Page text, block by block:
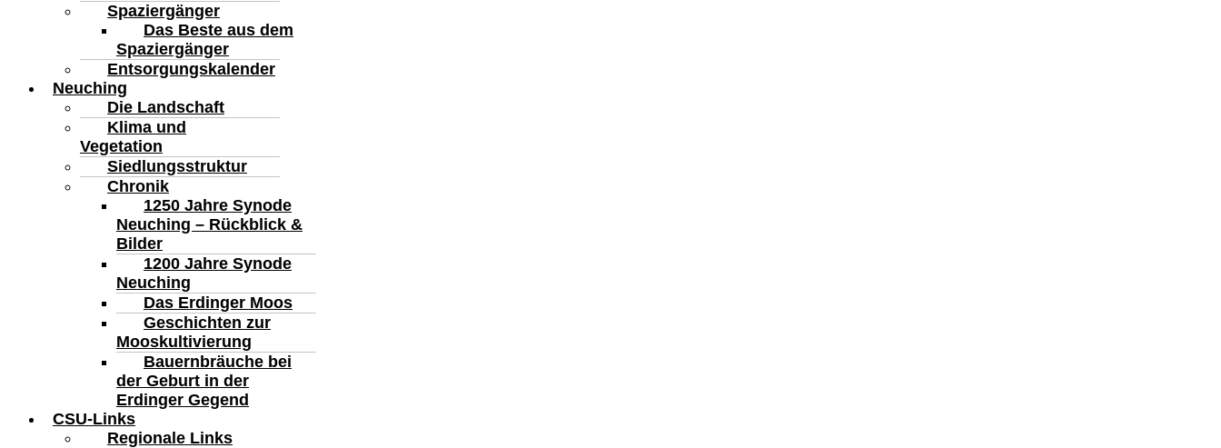
Spaziergänger
Das Beste aus dem
Spaziergänger
Entsorgungskalender
Neuching
Die Landschaft
Klima und
Vegetation
Siedlungsstruktur
Chronik
1250 Jahre Synode
Neuching – Rückblick &
Bilder
1200 Jahre Synode
Neuching
Das Erdinger Moos
Geschichten zur
Mooskultivierung
Bauernbräuche bei
der Geburt in der
Erdinger Gegend
CSU-Links
Regionale Links